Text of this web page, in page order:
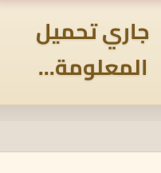
جاري تحميل
المعلومة...